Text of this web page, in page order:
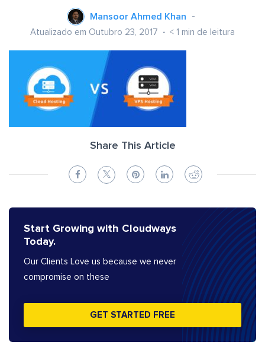
Mansoor Ahmed Khan
Atualizado em Outubro 23, 2017 < 1 min de leitura
Share This Article
Start Growing with Cloudways
Today.
Our Clients Love us because we never
compromise on these
GET STARTED FREE